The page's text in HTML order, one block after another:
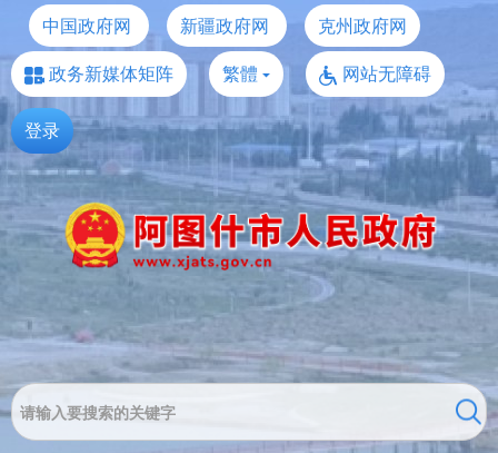
中国政府网 新疆政府网
克州政府网
政务新媒体矩阵
繁體 网站无障碍
登录